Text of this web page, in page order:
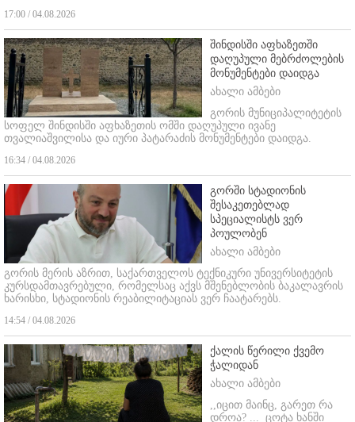
17:00 / 04.08.2026
შინდისში აფხაზეთში
დაღუპული მებრძოლების
მონუმენტები დაიდგა
ახალი ამბები
გორის მუნიციპალიტეტის
სოფელ შინდისში აფხაზეთის ომში დაღუპული ივანე
თვალიაშვილისა და იური პატარაძის მონუმენტები დაიდგა.
16:34 / 04.08.2026
გორში სტადიონის
შესაკეთებლად
სპეციალისტს ვერ
პოულობენ
ახალი ამბები
გორის მერის აზრით, საქართველოს ტექნიკური უნივერსიტეტის
კურსდამთავრებული, რომელსაც აქვს მშენებლობის ბაკალავრის
ხარისხი, სტადიონის რეაბილიტაციას ვერ ჩაატარებს.
14:54 / 04.08.2026
ქალის წერილი ქვემო
ჭალიდან
ახალი ამბები
,,იცით მაინც, გარეთ რა
დროა? ... ცოტა ხანში